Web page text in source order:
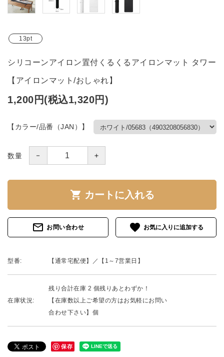
13pt
シリコーンアイロン置付くるくるアイロンマット タワー
【アイロンマット/おしゃれ】
1,200円(税込1,320円)
【カラー/品番（JAN）】
数量 － ＋
shopping_cart カートに入れる
mail_outline お問い合わせ favorite
型番: 【通常宅配便】／【1～7営業日】
在庫状況:
残り合計在庫 2 個残りあとわずか！
【在庫数以上ご希望の方はお気軽にお問い
合わせ下さい】個
保存